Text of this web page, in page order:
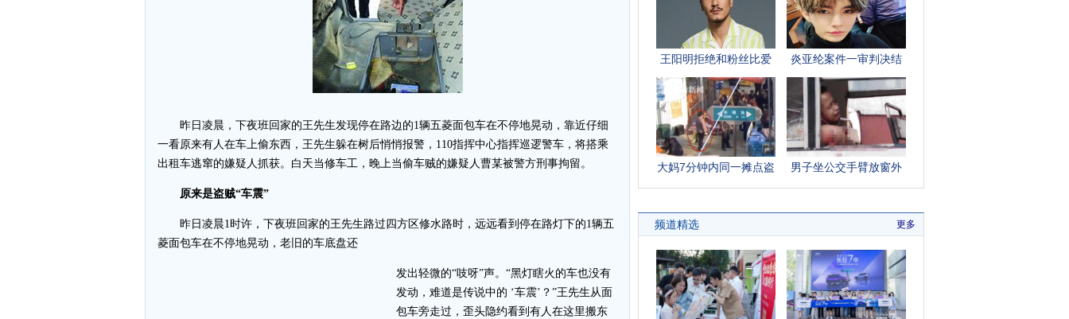
昨日凌晨，下夜班回家的王先生发现停在路边的1辆五菱面包车在不停地晃动，靠近仔细
一看原来有人在车上偷东西，王先生躲在树后悄悄报警，110指挥中心指挥巡逻警车，将搭乘
出租车逃窜的嫌疑人抓获。白天当修车工，晚上当偷车贼的嫌疑人曹某被警方刑事拘留。
原来是盗贼“车震”
昨日凌晨1时许，下夜班回家的王先生路过四方区修水路时，远远看到停在路灯下的1辆五
菱面包车在不停地晃动，老旧的车底盘还
发出轻微的“吱呀”声。“黑灯瞎火的车也没有
发动，难道是传说中的 ‘车震’？”王先生从面
包车旁走过，歪头隐约看到有人在这里搬东